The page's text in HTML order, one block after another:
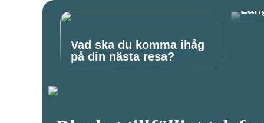
Vad ska du komma ihåg
på din nästa resa?